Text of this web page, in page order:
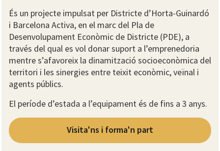
És un projecte impulsat per Districte d’Horta-Guinardó
i Barcelona Activa, en el marc del Pla de
Desenvolupament Econòmic de Districte (PDE), a
través del qual es vol donar suport a l’emprenedoria
mentre s’afavoreix la dinamització socioeconòmica del
territori i les sinergies entre teixit econòmic, veïnal i
agents públics.
El període d’estada a l’equipament és de fins a 3 anys.
Visita'ns i forma'n part